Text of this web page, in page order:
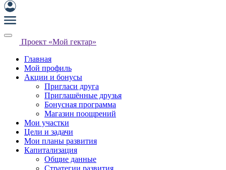
Проект «Мой гектар»
Главная
Мой профиль
Акции и бонусы
Пригласи друга
Приглашённые друзья
Бонусная программа
Магазин поощрений
Мои участки
Цели и задачи
Мои планы развития
Капитализация
Общие данные
Стратегии развития